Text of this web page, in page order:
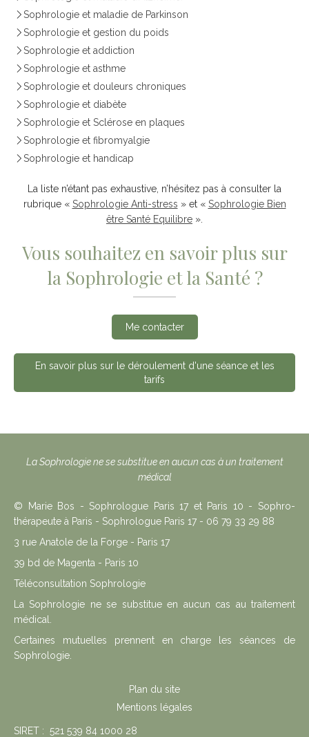
Sophrologie et maladie de Parkinson
Sophrologie et gestion du poids
Sophrologie et addiction
Sophrologie et asthme
Sophrologie et douleurs chroniques
Sophrologie et diabète
Sophrologie et Sclérose en plaques
Sophrologie et fibromyalgie
Sophrologie et handicap
La liste n’étant pas exhaustive, n’hésitez pas à consulter la
rubrique « Sophrologie Anti-stress » et « Sophrologie Bien
être Santé Equilibre ».
Vous souhaitez en savoir plus sur
la Sophrologie et la Santé ?
Me contacter
En savoir plus sur le déroulement d'une séance et les
tarifs
La Sophrologie ne se substitue en aucun cas à un traitement
médical
© Marie Bos - Sophrologue Paris 17 et Paris 10 - Sophro-
thérapeute à Paris - Sophrologue Paris 17 - 06 79 33 29 88
3 rue Anatole de la Forge - Paris 17
39 bd de Magenta - Paris 10
Téléconsultation Sophrologie
La Sophrologie ne se substitue en aucun cas au traitement
médical.
Certaines mutuelles prennent en charge les séances de
Sophrologie.
Plan du site
Mentions légales
SIRET : 521 539 84 1000 28